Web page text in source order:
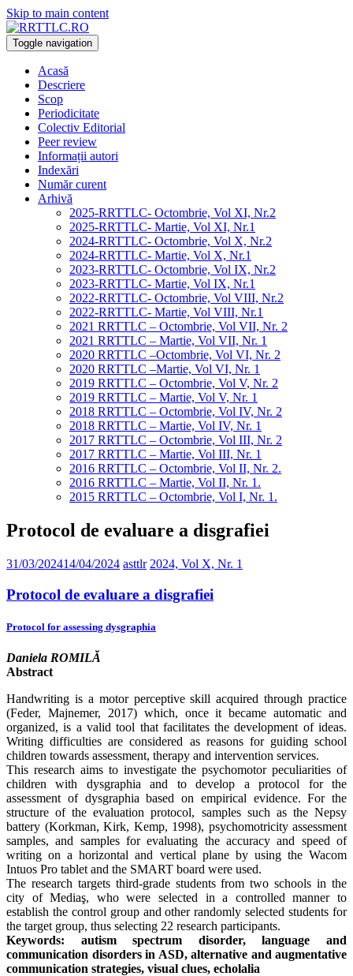
Skip to main content
Toggle navigation
Acasă
Descriere
Scop
Periodicitate
Colectiv Editorial
Peer review
Informații autori
Indexări
Număr curent
Arhivă
2025-RRTTLC- Octombrie, Vol XI, Nr.2
2025-RRTTLC- Martie, Vol XI, Nr.1
2024-RRTTLC- Octombrie, Vol X, Nr.2
2024-RRTTLC- Martie, Vol X, Nr.1
2023-RRTTLC- Octombrie, Vol IX, Nr.2
2023-RRTTLC- Martie, Vol IX, Nr.1
2022-RRTTLC- Octombrie, Vol VIII, Nr.2
2022-RRTTLC- Martie, Vol VIII, Nr.1
2021 RRTTLC – Octombrie, Vol VII, Nr. 2
2021 RRTTLC – Martie, Vol VII, Nr. 1
2020 RRTTLC –Octombrie, Vol VI, Nr. 2
2020 RRTTLC –Martie, Vol VI, Nr. 1
2019 RRTTLC – Octombrie, Vol V, Nr. 2
2019 RRTTLC – Martie, Vol V, Nr. 1
2018 RRTTLC – Octombrie, Vol IV, Nr. 2
2018 RRTTLC – Martie, Vol IV, Nr. 1
2017 RRTTLC – Octombrie, Vol III, Nr. 2
2017 RRTTLC – Martie, Vol III, Nr. 1
2016 RRTTLC – Octombrie, Vol II, Nr. 2.
2016 RRTTLC – Martie, Vol II, Nr. 1.
2015 RRTTLC – Octombrie, Vol I, Nr. 1.
Protocol de evaluare a disgrafiei
31/03/202414/04/2024 asttlr 2024, Vol X, Nr. 1
Protocol de evaluare a disgrafiei
Protocol for assessing dysgraphia
Daniela ROMILĂ
Abstract
Handwriting is a motor perceptive skill acquired through practice
(Feder, Majnemer, 2017) which, once it became automatic and
organized, is a valid tool that facilitates the development of ideas.
Writing difficulties are considered as reasons for guiding school
children towards assessment, therapy and intervention services.
This research aims to investigate the psychomotor peculiarities of
children with dysgraphia and to develop a protocol for the
assessment of dysgraphia based on empirical evidence. For the
structure of the evaluation protocol, samples such as the Nepsy
battery (Korkman, Kirk, Kemp, 1998), psychomotricity assessment
samples, and samples for evaluating the accuracy and speed of
writing on a horizontal and vertical plane by using the Wacom
Intuos Pro tablet and the SMART board were used.
The research targets third-grade students from two schools in the
city of Mediaş, who were selected in a controlled manner to
establish the control group and other randomly selected students for
the target group, thus selecting 22 research participants.
Keywords: autism spectrum disorder, language and
communication disorders in ASD, alternative and augmentative
communication strategies, visual clues, echolalia